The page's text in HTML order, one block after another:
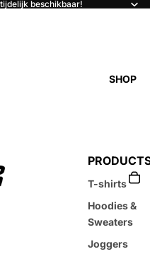
beschikbaar!
SHOP
T-shirts
Hoodies &
Sweaters
Joggers